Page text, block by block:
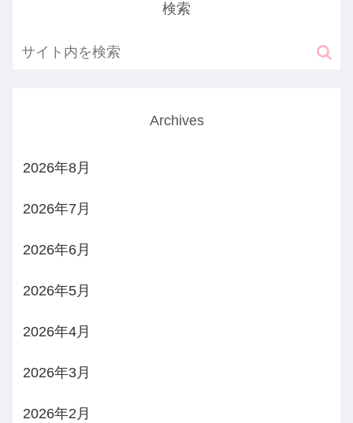
検索
Archives
2026年8月
2026年7月
2026年6月
2026年5月
2026年4月
2026年3月
2026年2月